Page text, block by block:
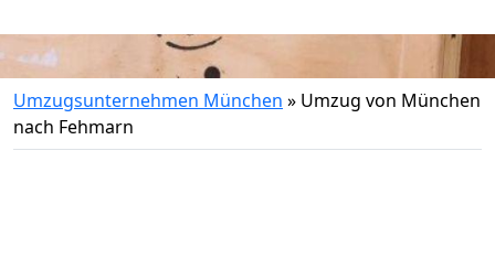
Umzugsunternehmen München » Umzug von München
nach Fehmarn